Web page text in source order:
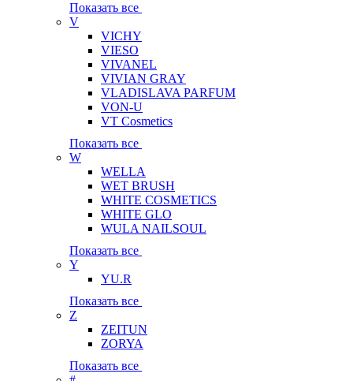
Показать все
V
VICHY
VIESO
VIVANEL
VIVIAN GRAY
VLADISLAVA PARFUM
VON-U
VT Cosmetics
Показать все
W
WELLA
WET BRUSH
WHITE COSMETICS
WHITE GLO
WULA NAILSOUL
Показать все
Y
YU.R
Показать все
Z
ZEITUN
ZORYA
Показать все